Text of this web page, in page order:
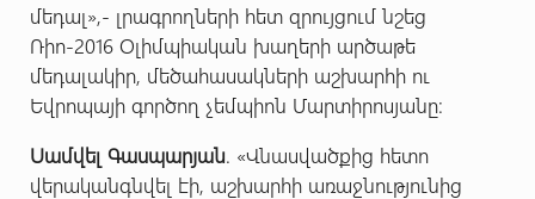
մեդալ»,- լրագրողների հետ զրույցում նշեց
Ռիո-2016 Օլիմպիական խաղերի արծաթե
մեդալակիր, մեծահասակների աշխարհի ու
Եվրոպայի գործող չեմպիոն Մարտիրոսյանը:
Սամվել Գասպարյան. «Վնասվածքից հետո
վերականգնվել էի, աշխարհի առաջնությունից